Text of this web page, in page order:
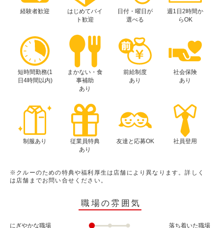
経験者歓迎
はじめてバイ
ト歓迎
日付・曜日が
選べる
週1日2時間か
らOK
短時間勤務(1
日4時間以内)
まかない・食
事補助
あり
前給制度
あり
社会保険
あり
制服あり
従業員特典
あり
友達と応募OK 社員登用
※クルーのための特典や福利厚生は店舗により異なります。詳しく
は店舗までお問い合せください。
職場の雰囲気
にぎやかな職場 落ち着いた職場